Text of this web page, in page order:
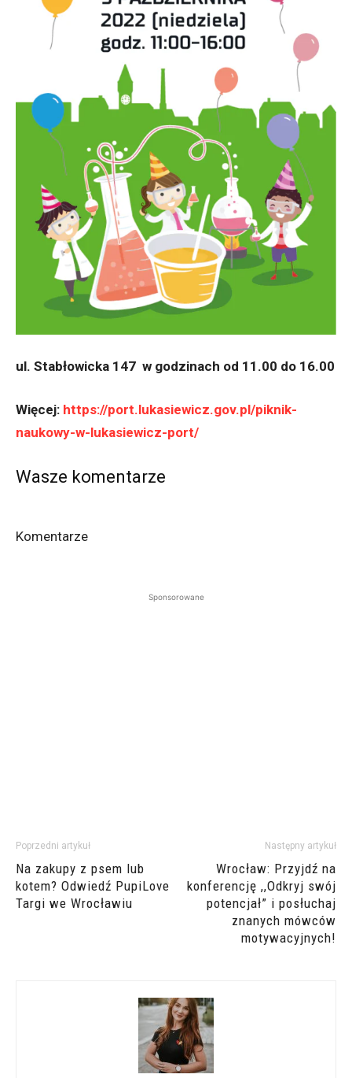
ul. Stabłowicka 147 w godzinach od 11.00 do 16.00
Więcej: https://port.lukasiewicz.gov.pl/piknik-
naukowy-w-lukasiewicz-port/
Wasze komentarze
Komentarze
Sponsorowane
Poprzedni artykuł
Na zakupy z psem lub
kotem? Odwiedź PupiLove
Targi we Wrocławiu
Następny artykuł
Wrocław: Przyjdź na
konferencję ,,Odkryj swój
potencjał” i posłuchaj
znanych mówców
motywacyjnych!